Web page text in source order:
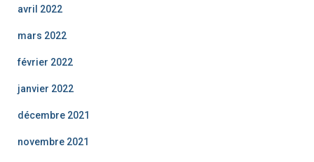
avril 2022
mars 2022
février 2022
janvier 2022
décembre 2021
novembre 2021